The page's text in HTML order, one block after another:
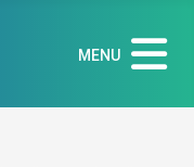
MENU